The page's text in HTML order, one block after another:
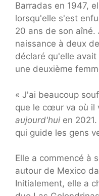
Barradas en 1947,
lorsqu'elle s'est
20 ans de son aîné.
naissance à deux
déclaré qu'elle
une deuxième
« J'ai beaucoup
que le cœur va où il
aujourd'hui en
qui guide les gens
Elle a commencé à
autour de Mexico
Initialement, elle a